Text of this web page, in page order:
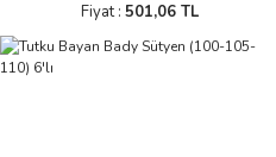
Fiyat : 501,06 TL